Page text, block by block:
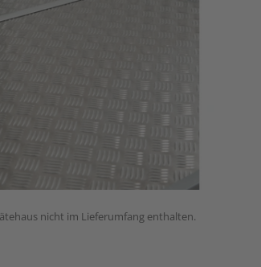
nicht im Lieferumfang enthalten.